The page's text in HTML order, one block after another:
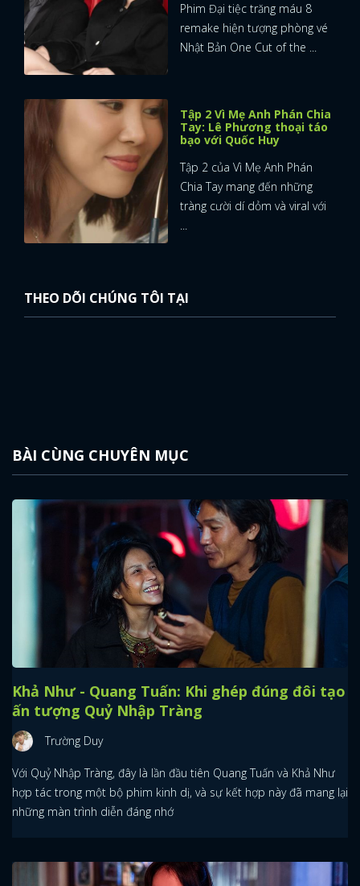
Phim Đại tiệc trăng máu 8
remake hiện tượng phòng vé
Nhật Bản One Cut of the ...
Tập 2 Vì Mẹ Anh Phán Chia
Tay: Lê Phương thoại táo
bạo với Quốc Huy
Tập 2 của Vì Mẹ Anh Phán
Chia Tay mang đến những
tràng cười dí dỏm và viral với
...
THEO DÕI CHÚNG TÔI TẠI
BÀI CÙNG CHUYÊN MỤC
Khả Như - Quang Tuấn: Khi ghép đúng đôi tạo
ấn tượng Quỷ Nhập Tràng
Trường Duy
Với Quỷ Nhập Tràng, đây là lần đầu tiên Quang Tuấn và Khả Như
hợp tác trong một bộ phim kinh dị, và sự kết hợp này đã mang lại
những màn trình diễn đáng nhớ